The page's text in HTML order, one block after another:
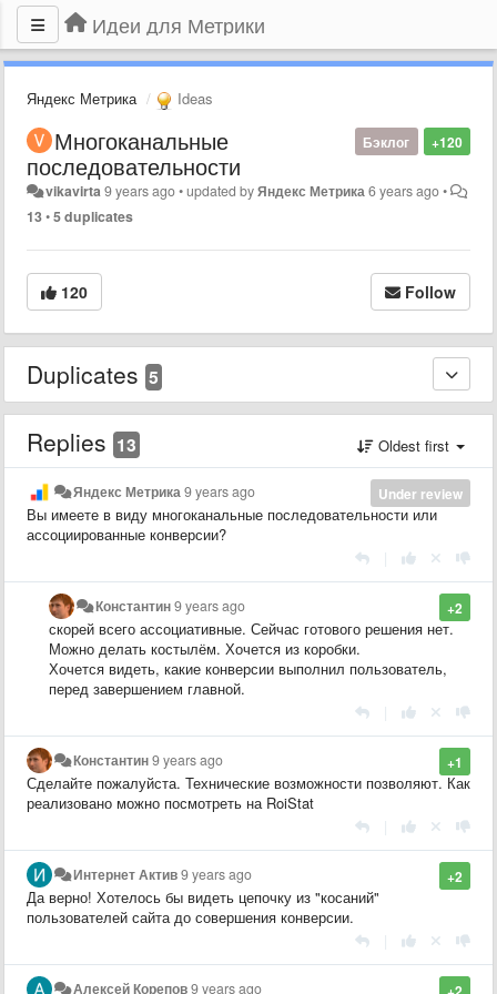
Идеи для Метрики
Яндекс Метрика Ideas
+120
Бэклог
Многоканальные
последовательности
vikavirta 9 years ago•updated byЯндекс Метрика 6 years ago•
13•5 duplicates
120 Follow
Duplicates 5
Replies 13 Oldest first
Under review
Яндекс Метрика 9 years ago
Вы имеете в виду многоканальные последовательности или
ассоциированные конверсии?
+2
Константин9 years ago
скорей всего ассоциативные. Сейчас готового решения нет.
Можно делать костылём. Хочется из коробки.
Хочется видеть, какие конверсии выполнил пользователь,
перед завершением главной.
+1
Константин9 years ago
Сделайте пожалуйста. Технические возможности позволяют. Как
реализовано можно посмотреть на RoiStat
+2
Интернет Актив9 years ago
Да верно! Хотелось бы видеть цепочку из "косаний"
пользователей сайта до совершения конверсии.
Алексей Корепов9 years ago